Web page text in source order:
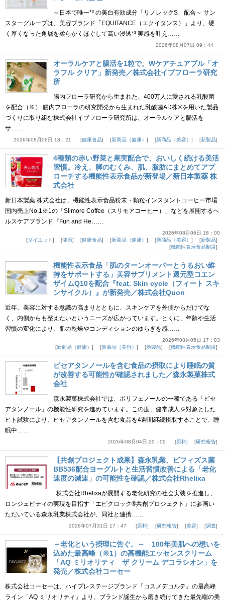
～日本で唯一*² の美白有効成分「リノレックS」配合～ サン
スターグループは、美容ブランド「EQUITANCE（エクイタンス）」より、硬
く厚くなった角層を柔らかくほぐして高い浸透*³ 実感を叶え……
2026年08月07日 09：44
オーラルケアと腸活を1粒で。Wケアチュアブル「オ
ラフル クリア」新発売／株式会社イブフローラ研究
所
腸内フローラ研究から生まれた、400万人に愛される乳酸菌
を配合（※） 腸内フローラの研究開発から生まれた乳酸菌AD株®を用いた製品
づくりに取り組む株式会社イブフローラ研究所は、オーラルケアと腸活を
サ……
2026年08月06日 18：21 健康食品 新商品（健康） 新商品（美容） 新製品
4種類の赤い野菜と果実配合で、おいしく続ける美活
習慣。冷え、脚のむくみ、肌、脂肪にまとめてアプ
ローチする機能性表示食品が新登場／新日本製薬 株
式会社
新日本製薬 株式会社は、機能性表示食品粉末・顆粒インスタントコーヒー市場
国内売上No.1※1の「Slimore Coffee（スリモアコーヒー）」などを展開するヘ
ルスケアブランド『Fun and He……
2026年08月06日 18：00
ダイエット
健康 健康食品 新商品（健康） 新商品（美容）
新製品
機能性表示食品制度
機能性表示食品「肌のターンオーバーとうるおい維
持をサポートする」美容サプリメント還元型コエン
ザイムQ10を配合『feat. Skin cycle（フィート スキ
ンサイクル）』が新発売／株式会社Quon
近年、美容に対する意識の高まりとともに、スキンケアを外側からだけでな
く、内側からも整えたいというニーズが広がっています。とくに、年齢や生活
習慣の変化により、肌の乾燥やコンディションのゆらぎを感……
2026年08月05日 17：03
新商品（健康）
新商品（美容） 新製品 機能性表示食品制度
ピセアタンノールを含む食品の摂取により睡眠の質
が改善する可能性が確認されました／森永製菓株式
会社
森永製菓株式会社では、ポリフェノールの一種である「ピセ
アタンノール」の機能性研究を進めています。この度、健常成人を対象とした
ヒト試験により、ピセアタンノールを含む食品を4週間継続摂取することで、睡
眠中……
2026年08月04日 20：09 原料 研究報告
【共創プロジェクト成果】森永乳業、ビフィズス菌
BB536配合ヨーグルトと生活習慣改善による「老化
速度の減速」の可能性を確認／株式会社Rhelixa
株式会社Rhelixaが展開する老化研究の社会実装を推進し、
ロンジェビティの実現を目指す「エピクロック®共創プロジェクト」に参画い
ただいている森永乳業株式会社が、同社と連携……
2026年07月31日 17：47 原料 研究報告 美容 調査
～老化という摂理に告ぐ。～ 100年美肌への想いを
込めた最高峰（※1）の高機能エッセンスクリーム
「AQ ミリオリティ ザ クリーム デコラシオン」を
発売／株式会社コーセー
株式会社コーセーは、ハイプレステージブランド『コスメデコルテ』の最高峰
ライン「AQ ミリオリティ」より、ブランド誕生から磨き続けてきた最先端の美